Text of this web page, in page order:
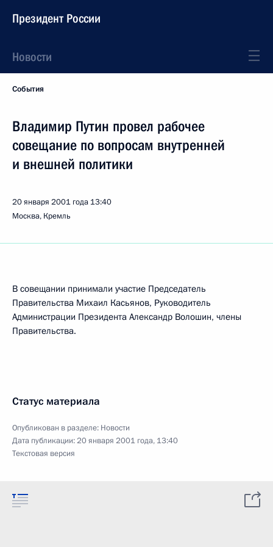
Президент России
Новости
События
Владимир Путин провел рабочее
совещание по вопросам внутренней
и внешней политики
20 января 2001 года 13:40
Москва, Кремль
В совещании принимали участие Председатель
Правительства Михаил Касьянов, Руководитель
Администрации Президента Александр Волошин, члены
Правительства.
Статус материала
Опубликован в разделе: Новости
Дата публикации:20 января 2001 года, 13:40
Текстовая версия